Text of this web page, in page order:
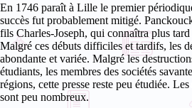
En 1746 paraît à Lille le premier
succès fut probablement mitigé.
fils Charles-Joseph, qui connaîtra plus
Malgré ces débuts difficiles et tardifs, les
abondante et variée. Malgré les
étudiants, les membres des sociétés
régions, cette presse reste peu étudiée.
sont peu nombreux.